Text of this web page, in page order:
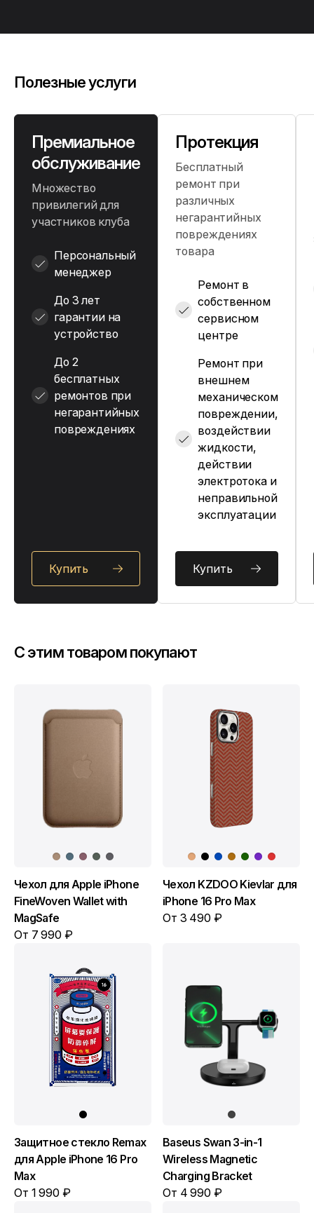
Полезные услуги
Премиальное
обслуживание
Множество
привилегий для
участников клуба
Персональный
менеджер
До 3 лет
гарантии на
устройство
До 2
бесплатных
ремонтов при
негарантийных
повреждениях
Купить
Протекция
Бесплатный
ремонт при
различных
негарантийных
повреждениях
товара
Ремонт в
собственном
сервисном
центре
Ремонт при
внешнем
механическом
повреждении,
воздействии
жидкости,
действии
электротока и
неправильной
эксплуатации
Купить
C этим товаром покупают
Чехол для Apple iPhone
FineWoven Wallet with
MagSafe
От 7 990 ₽
Чехол KZDOO Kievlar для
iPhone 16 Pro Max
От 3 490 ₽
Защитное стекло Remax
для Apple iPhone 16 Pro
Max
От 1 990 ₽
Baseus Swan 3-in-1
Wireless Magnetic
Charging Bracket
От 4 990 ₽